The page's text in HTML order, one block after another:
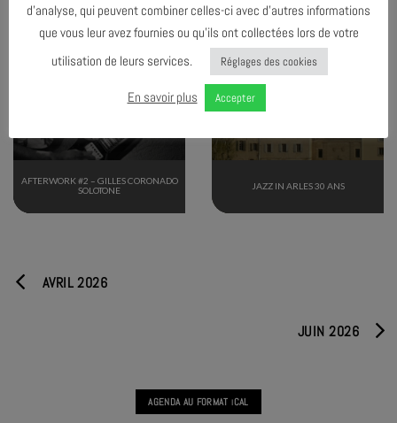
26
AFTERWORK #2 – GILLES CORONADO
SOLOTONE
27 MAI
JAZZ IN ARLES 30 ANS
AVRIL 2026
JUIN 2026
AGENDA AU FORMATICAL
d’analyse, qui peuvent combiner celles-ci avec d’autres informations
que vous leur avez fournies ou qu’ils ont collectées lors de votre
utilisation de leurs services.
Réglages des cookies
En savoir plus Accepter